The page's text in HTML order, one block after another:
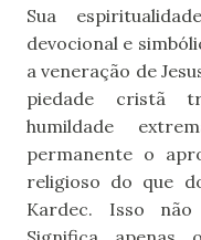
Sua
devocional e
a veneração de
piedade cristã
humildade
permanente o
religioso do que
Kardec. Isso